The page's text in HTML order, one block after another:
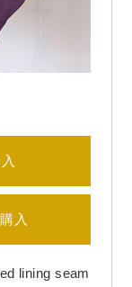
入
lining seam